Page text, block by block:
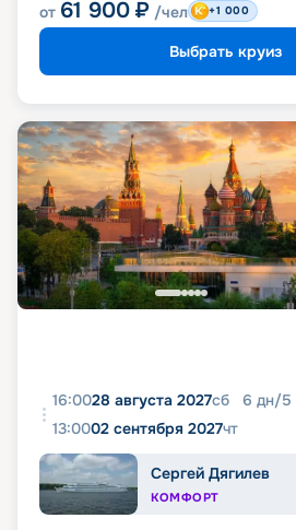
от 61 900 ₽ /чел +1 000
Выбрать круиз
16:0028 августа 2027сб 6 дн/5
13:0002 сентября 2027чт
Сергей Дягилев
КОМФОРТ